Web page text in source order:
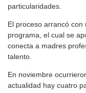
particularidades.
El proceso arrancó
programa, el cual se
conecta a madres
talento.
En noviembre
actualidad hay cuatro